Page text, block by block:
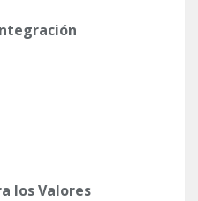
los Valores